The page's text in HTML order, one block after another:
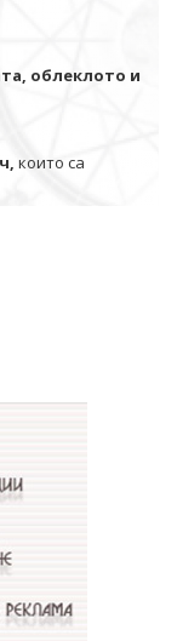
облеклото и
които са